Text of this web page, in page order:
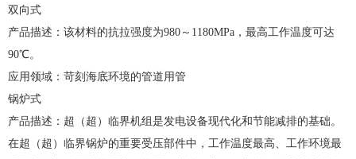
双向式
产品描述：该材料的抗拉强度为980～1180MPa，最高工作温度可达
90℃。
应用领域：苛刻海底环境的管道用管
锅炉式
产品描述：超（超）临界机组是发电设备现代化和节能减排的基础。
在超（超）临界锅炉的重要受压部件中，工作温度最高、工作环境最